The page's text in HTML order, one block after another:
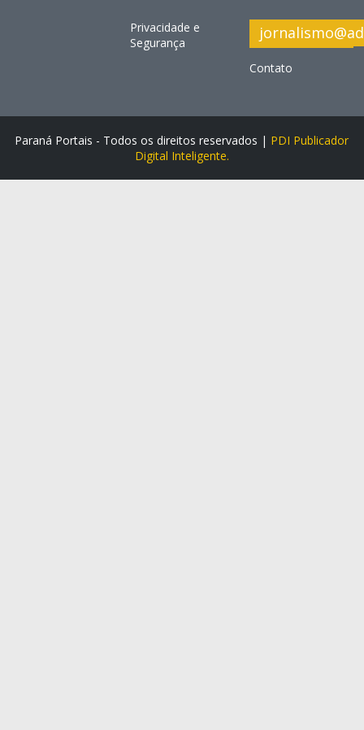
Privacidade e
Segurança
Contato
Paraná Portais - Todos os direitos reservados | PDI Publicador
Digital Inteligente.